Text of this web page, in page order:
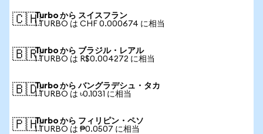
🇨🇭Turbo から スイスフラン
1 TURBO は CHF 0.000674 に相当
🇧🇷Turbo から ブラジル・レアル
1 TURBO は R$0.004272 に相当
🇧🇩Turbo から バングラデシュ・タカ
1 TURBO は ৳0.1031 に相当
🇵🇭Turbo から フィリピン・ペソ
1 TURBO は ₱0.0507 に相当